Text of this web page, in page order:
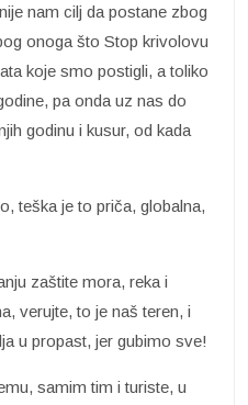
nam cilj da postane zbog
onoga što Stop krivolovu
koje smo postigli, a toliko
pa onda uz nas do
godinu i kusur, od kada
teška je to priča, globalna,
zaštite mora, reka i
verujte, to je naš teren, i
u propast, jer gubimo sve!
samim tim i turiste, u